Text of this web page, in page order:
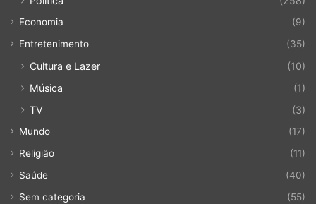
Economia
(9)
Entretenimento
(35)
Cultura e Lazer
(10)
Música
(1)
TV
(3)
Mundo
(17)
Religião
(11)
Saúde
(40)
Sem categoria
(55)